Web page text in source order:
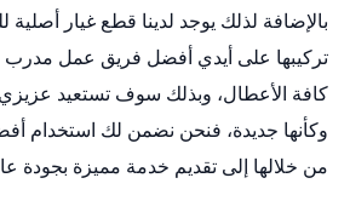
بالإضافة لذلك يوجد لدينا قطع غيار أصلية
تركيبها على أيدي أفضل فريق عمل مدرب
كافة الأعطال، وبذلك سوف تستعيد
وكأنها جديدة، فنحن نضمن لك استخدام
من خلالها إلى تقديم خدمة مميزة بجودة